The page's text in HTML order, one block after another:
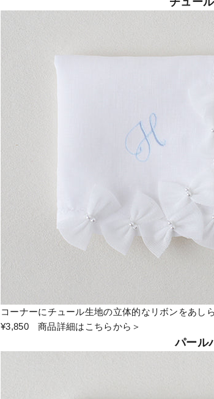
コーナーにチュール生地の立体的なリボンをあし
¥3,850商品詳細はこちらから＞
パール